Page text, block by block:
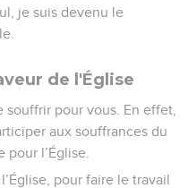
je suis devenu le
de l'Église
pour vous. En effet,
aux souffrances du
pour l’Église.
pour faire le travail